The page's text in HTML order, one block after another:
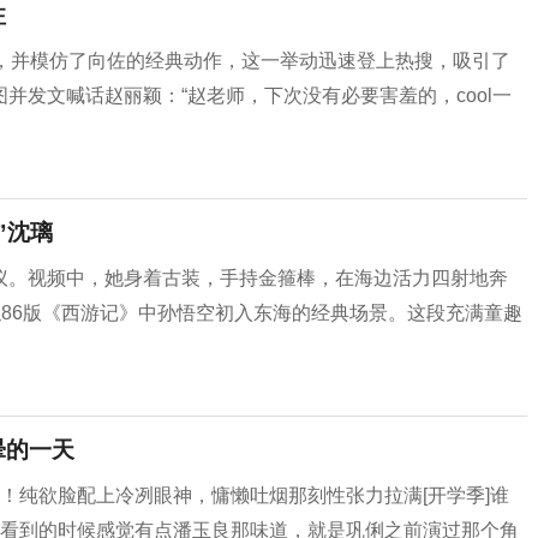
模仿了向佐的经典动作，这一举动迅速登上热搜，吸引了
发文喊话赵丽颖：“赵老师，下次没有必要害羞的，cool一
沈璃
视频中，她身着古装，手持金箍棒，在海边活力四射地奔
版《西游记》中孙悟空初入东海的经典场景。这段充满童趣
的一天
纯欲脸配上冷冽眼神，慵懒吐烟那刻性张力拉满[开学季]谁
的时候感觉有点潘玉良那味道，就是巩俐之前演过那个角